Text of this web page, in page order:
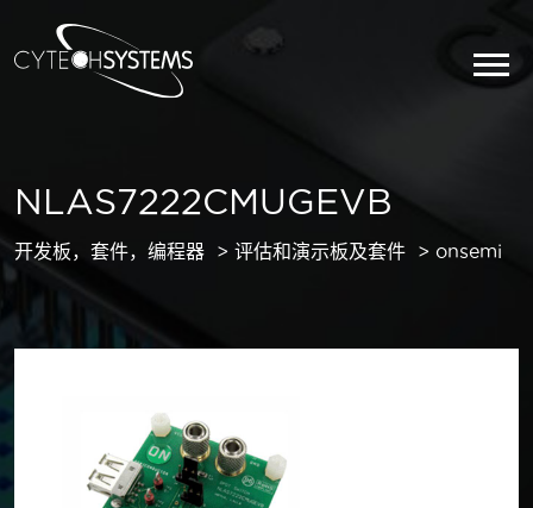
NLAS7222CMUGEVB
开发板，套件，编程器 评估和演示板及套件 onsemi